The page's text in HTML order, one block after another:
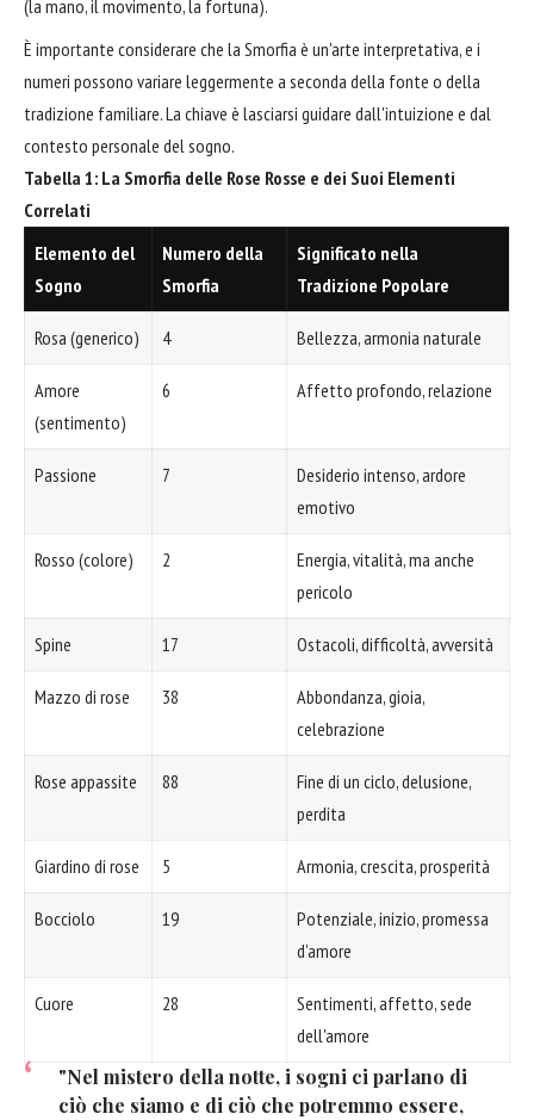
(la mano, il movimento, la fortuna).
È importante considerare che la Smorfia è un'arte interpretativa, e i
numeri possono variare leggermente a seconda della fonte o della
tradizione familiare. La chiave è lasciarsi guidare dall'intuizione e dal
contesto personale del sogno.
Tabella 1: La Smorfia delle Rose Rosse e dei Suoi Elementi
Correlati
Elemento del
Sogno
Numero della
Smorfia
Significato nella
Tradizione Popolare
Rosa (generico) 4 Bellezza, armonia naturale
Amore
(sentimento)
6 Affetto profondo, relazione
Passione 7
Desiderio intenso, ardore
emotivo
Rosso (colore) 2
Energia, vitalità, ma anche
pericolo
Spine 17 Ostacoli, difficoltà, avversità
Mazzo di rose 38
Abbondanza, gioia,
celebrazione
Rose appassite 88
Fine di un ciclo, delusione,
perdita
Giardino di rose 5 Armonia, crescita, prosperità
Bocciolo 19
Potenziale, inizio, promessa
d'amore
Cuore 28
Sentimenti, affetto, sede
dell'amore
"Nel mistero della notte, i sogni ci parlano di
ciò che siamo e di ciò che potremmo essere,